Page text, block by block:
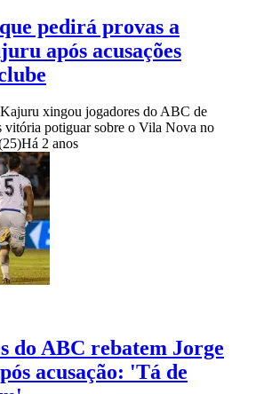
pedirá provas a
após acusações
Kajuru xingou jogadores do ABC de
vitória potiguar sobre o Vila Nova no
Há 2 anos
do ABC rebatem Jorge
acusação: 'Tá de